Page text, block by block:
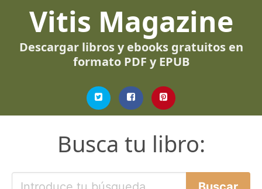
Vitis Magazine
Descargar libros y ebooks gratuitos en
formato PDF y EPUB
Busca tu libro: